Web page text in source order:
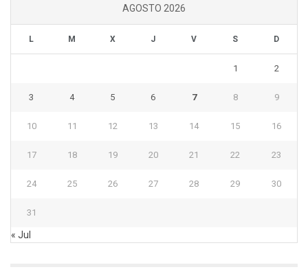
AGOSTO 2026
L M X J V S D
1 2
3 4 5 6 7 8 9
10 11 12 13 14 15 16
17 18 19 20 21 22 23
24 25 26 27 28 29 30
31
« Jul